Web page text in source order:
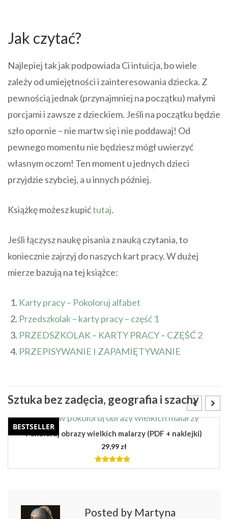
Jak czytać?
Najlepiej tak jak podpowiada Ci intuicja, bo wiele
zależy od umiejętności i zainteresowania dziecka. Z
pewnością jednak (przynajmniej na początku) małymi
porcjami i zawsze z dzieckiem. Jeśli na początku będzie
szło opornie – nie martw się i nie poddawaj! Od
pewnego momentu nie będziesz mógł uwierzyć
własnym oczom! Ten moment u jednych dzieci
przyjdzie szybciej, a u innych później.
Książkę możesz kupićtutaj.
Jeśli łączysz naukę pisania z nauką czytania, to
koniecznie zajrzyj do naszych kart pracy. W dużej
mierze bazują na tej książce:
Karty pracy – Pokoloruj alfabet
Przedszkolak – karty pracy – część 1
PRZEDSZKOLAK – KARTY PRACY – CZĘŚĆ 2
PRZEPISYWANIE I ZAPAMIĘTYWANIE
Sztuka bez zadęcia, geografia i szachy
BESTSELLER
Poczet malarek i malarzy polskich
54,99 zł
4.88out
Posted by Martyna